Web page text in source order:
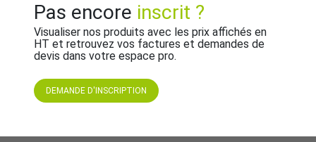
Pas encore inscrit ?
Visualiser nos produits avec les prix affichés en
HT et retrouvez vos factures et demandes de
devis dans votre espace pro.
DEMANDE D'INSCRIPTION